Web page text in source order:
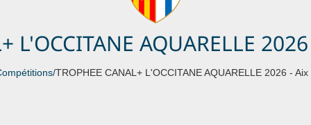
L'OCCITANE AQUARELLE
/TROPHEE CANAL+ L'OCCITANE AQUARELLE 2026 -